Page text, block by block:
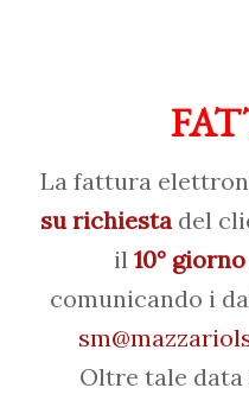
La fattura
su richiestadel
il 10° giorno
comunicando i
Oltre tale data